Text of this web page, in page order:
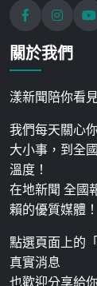
關於我們
漾新聞陪你看
我們每天關心
大小事，到全
溫度！
在地新聞 全國
賴的優質媒體！
點選頁面上的
真實消息
也歡迎分享給